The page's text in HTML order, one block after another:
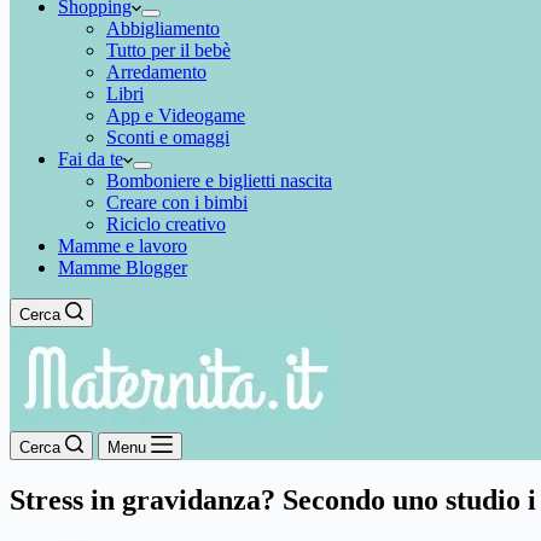
Shopping
Abbigliamento
Tutto per il bebè
Arredamento
Libri
App e Videogame
Sconti e omaggi
Fai da te
Bomboniere e biglietti nascita
Creare con i bimbi
Riciclo creativo
Mamme e lavoro
Mamme Blogger
Cerca
Cerca Menu
Stress in gravidanza? Secondo uno